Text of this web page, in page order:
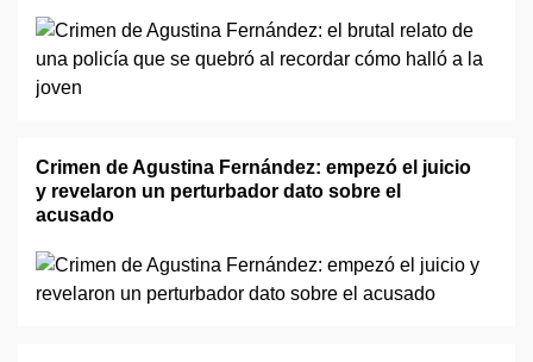
Crimen de Agustina Fernández: empezó el juicio
y revelaron un perturbador dato sobre el
acusado